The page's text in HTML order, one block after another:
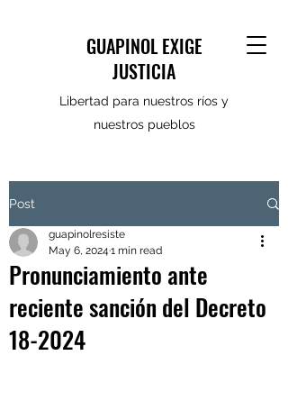
GUAPINOL EXIGE
JUSTICIA
Libertad para nuestros ríos y
nuestros pueblos
Post
Pronunciamiento ante
reciente sanción del Decreto
18-2024
guapinolresiste
May 6, 2024 1 min read